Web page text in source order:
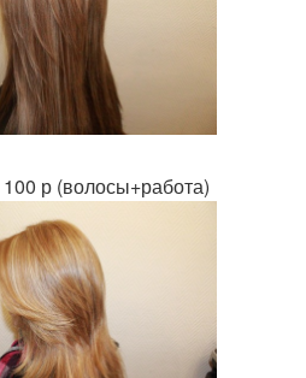
р (волосы+работа)